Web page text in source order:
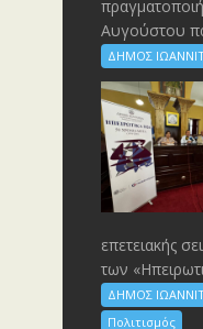
Αυγούστου
ΔΗΜΟΣ
επετειακής
των
ΔΗΜΟΣ
Πολιτισμός